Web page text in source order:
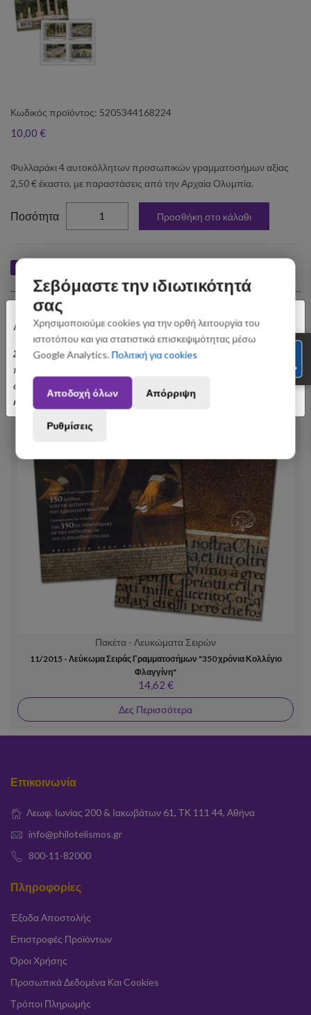
Αγαπητοί Πελάτες
Σας ενημερώνουμε ότι οι παραγγελίες που θα
πραγματοποιηθούν από 3 έως 31 Αυγούστου ενδέχεται να
αποσταλούν με σχετική καθυστέρηση. Ευχαριστούμε για την
κατανόηση.
Κωδικός προϊόντος: 5205344168224
10,00 €
Φυλλαράκι 4 αυτοκόλλητων προσωπικών γραμματοσήμων αξίας
2,50 € έκαστο, με παραστάσεις από την Αρχαία Ολυμπία.
Ποσότητα Προσθήκη στο κάλαθι
Πακέτα - Λευκώματα Σειρών
11/2015 - Λεύκωμα Σειράς Γραμματοσήμων "350 χρόνια Κολλέγιο
Φλαγγίνη"
14,62 €
Δες Περισσότερα
Επικοινωνία
Λεωφ. Ιωνίας 200 & Ιακωβάτων 61, ΤΚ 111 44, Αθήνα
info@philotelismos.gr
800-11-82000
Πληροφορίες
Έξοδα Αποστολής
Επιστροφές Προϊόντων
Όροι Χρήσης
Προσωπικά Δεδομένα Και Cookies
Τρόποι Πληρωμής
Σεβόμαστε την ιδιωτικότητά
σας
Χρησιμοποιούμε cookies για την ορθή λειτουργία του
ιστοτόπου και για στατιστικά επισκεψιμότητας μέσω
Google Analytics. Πολιτική για cookies
Αποδοχή όλων Απόρριψη
Ρυθμίσεις